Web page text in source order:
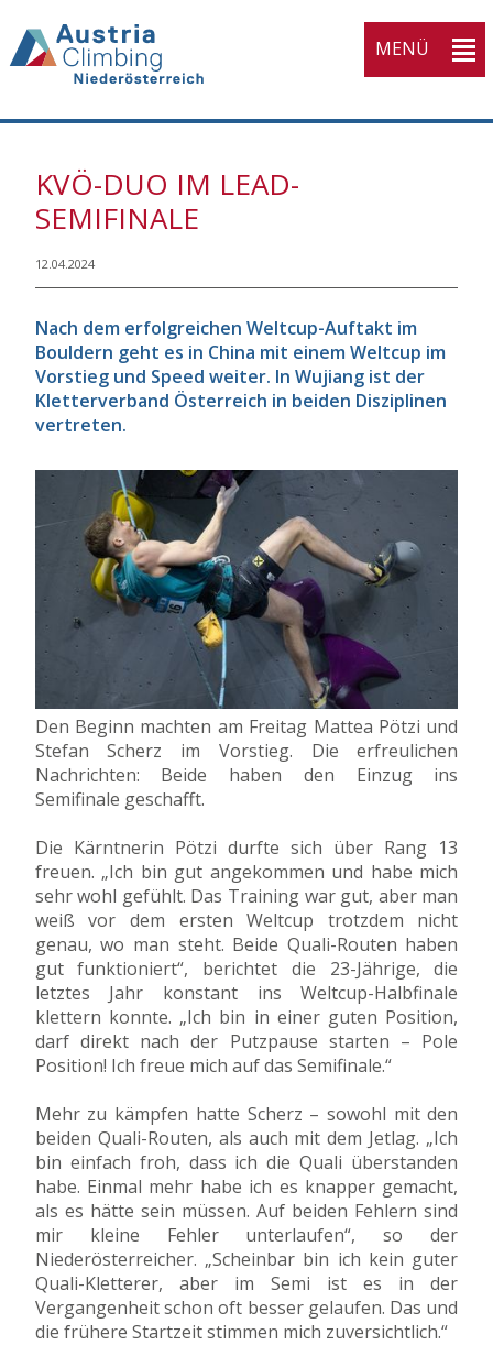
MENÜ
KVÖ-DUO IM LEAD-
SEMIFINALE
12.04.2024
Nach dem erfolgreichen Weltcup-Auftakt im
Bouldern geht es in China mit einem Weltcup im
Vorstieg und Speed weiter. In Wujiang ist der
Kletterverband Österreich in beiden Disziplinen
vertreten.
Den Beginn machten am Freitag Mattea Pötzi und
Stefan Scherz im Vorstieg. Die erfreulichen
Nachrichten: Beide haben den Einzug ins
Semifinale geschafft.
Die Kärntnerin Pötzi durfte sich über Rang 13
freuen. „Ich bin gut angekommen und habe mich
sehr wohl gefühlt. Das Training war gut, aber man
weiß vor dem ersten Weltcup trotzdem nicht
genau, wo man steht. Beide Quali-Routen haben
gut funktioniert“, berichtet die 23-Jährige, die
letztes Jahr konstant ins Weltcup-Halbfinale
klettern konnte. „Ich bin in einer guten Position,
darf direkt nach der Putzpause starten – Pole
Position! Ich freue mich auf das Semifinale.“
Mehr zu kämpfen hatte Scherz – sowohl mit den
beiden Quali-Routen, als auch mit dem Jetlag. „Ich
bin einfach froh, dass ich die Quali überstanden
habe. Einmal mehr habe ich es knapper gemacht,
als es hätte sein müssen. Auf beiden Fehlern sind
mir kleine Fehler unterlaufen“, so der
Niederösterreicher. „Scheinbar bin ich kein guter
Quali-Kletterer, aber im Semi ist es in der
Vergangenheit schon oft besser gelaufen. Das und
die frühere Startzeit stimmen mich zuversichtlich.“